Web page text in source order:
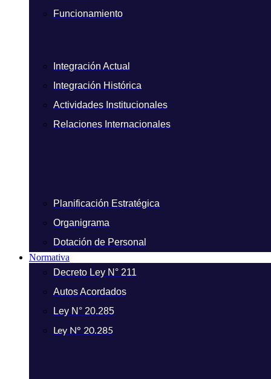
Funcionamiento
Integración Actual
Integración Histórica
Actividades Institucionales
Relaciones Internacionales
Planificación Estratégica
Organigrama
Dotación de Personal
Normativa
Decreto Ley N° 211
Autos Acordados
Ley N° 20.285
Ley N° 20.285